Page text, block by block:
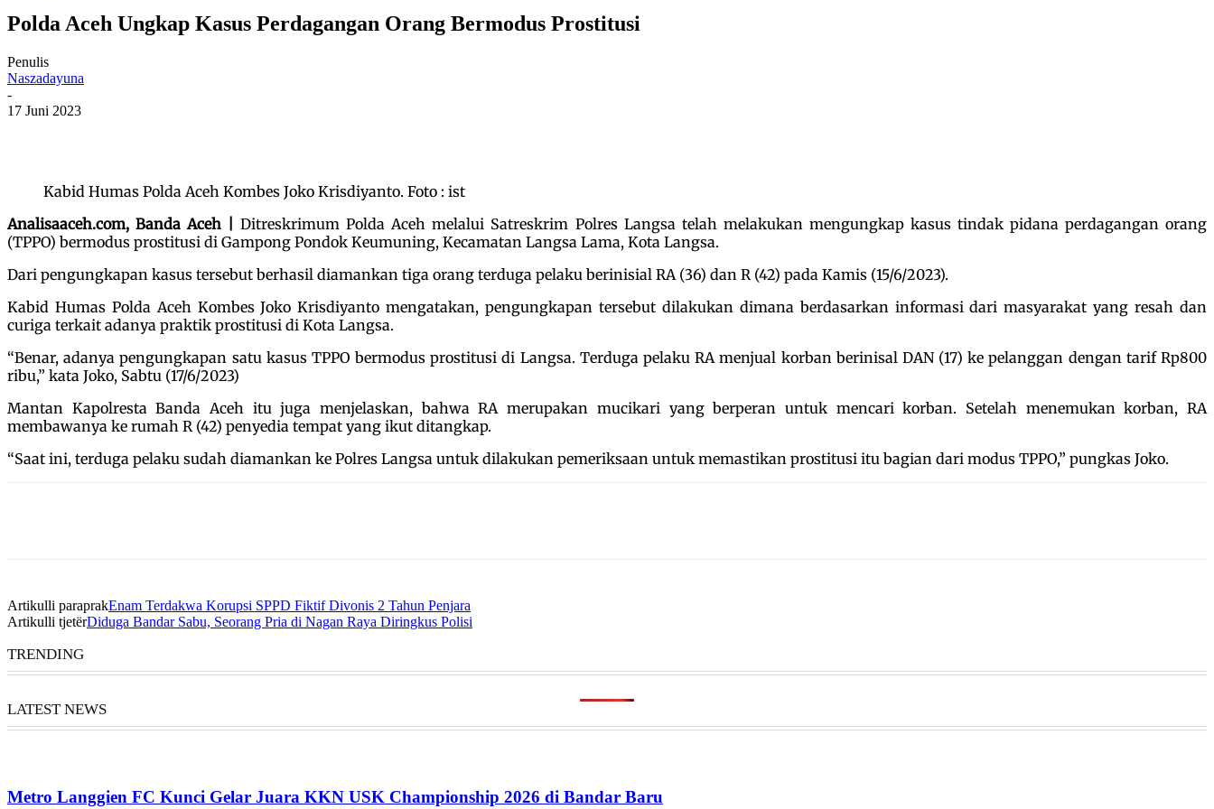
Polda Aceh Ungkap Kasus Perdagangan Orang Bermodus Prostitusi
Penulis
Naszadayuna
-
17 Juni 2023
Kabid Humas Polda Aceh Kombes Joko Krisdiyanto. Foto : ist
Analisaaceh.com, Banda Aceh |
Ditreskrimum Polda Aceh melalui Satreskrim Polres Langsa telah melakukan mengungkap kasus tindak pidana perdagangan orang
(TPPO) bermodus prostitusi di Gampong Pondok Keumuning, Kecamatan Langsa Lama, Kota Langsa.
Dari pengungkapan kasus tersebut berhasil diamankan tiga orang terduga pelaku berinisial RA (36) dan R (42) pada Kamis (15/6/2023).
Kabid Humas Polda Aceh Kombes Joko Krisdiyanto mengatakan, pengungkapan tersebut dilakukan dimana berdasarkan informasi dari masyarakat yang resah dan
curiga terkait adanya praktik prostitusi di Kota Langsa.
“Benar, adanya pengungkapan satu kasus TPPO bermodus prostitusi di Langsa. Terduga pelaku RA menjual korban berinisal DAN (17) ke pelanggan dengan tarif Rp800
ribu,” kata Joko, Sabtu (17/6/2023)
Mantan Kapolresta Banda Aceh itu juga menjelaskan, bahwa RA merupakan mucikari yang berperan untuk mencari korban. Setelah menemukan korban, RA
membawanya ke rumah R (42) penyedia tempat yang ikut ditangkap.
“Saat ini, terduga pelaku sudah diamankan ke Polres Langsa untuk dilakukan pemeriksaan untuk memastikan prostitusi itu bagian dari modus TPPO,” pungkas Joko.
Artikulli paraprakEnam Terdakwa Korupsi SPPD Fiktif Divonis 2 Tahun Penjara
Artikulli tjetërDiduga Bandar Sabu, Seorang Pria di Nagan Raya Diringkus Polisi
TRENDING
LATEST NEWS
Metro Langgien FC Kunci Gelar Juara KKN USK Championship 2026 di Bandar Baru